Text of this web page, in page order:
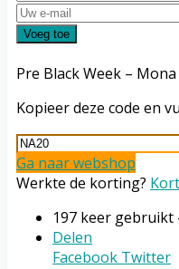
Voeg toe
Pre Black Week –
Kopieer deze code en
Ga naar webshop
Werkte de korting?
197 keer gebruikt
Delen
Facebook Twitter